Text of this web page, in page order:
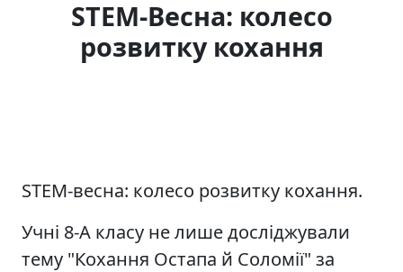
STEM-Весна: колесо
розвитку кохання
STEM-весна: колесо розвитку кохання.
Учні 8-А класу не лише досліджували
тему "Кохання Остапа й Соломії" за